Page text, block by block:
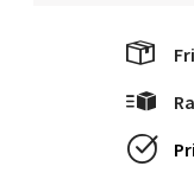
Austbøvegen